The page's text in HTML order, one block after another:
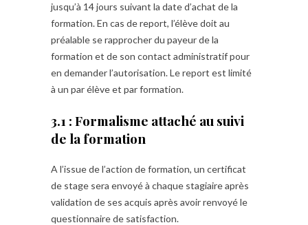
jusqu’à 14 jours suivant la date d’achat de la
formation. En cas de report, l’élève doit au
préalable se rapprocher du payeur de la
formation et de son contact administratif pour
en demander l’autorisation. Le report est limité
à un par élève et par formation.
3.1 : Formalisme attaché au suivi
de la formation
A l’issue de l’action de formation, un certificat
de stage sera envoyé à chaque stagiaire après
validation de ses acquis après avoir renvoyé le
questionnaire de satisfaction.